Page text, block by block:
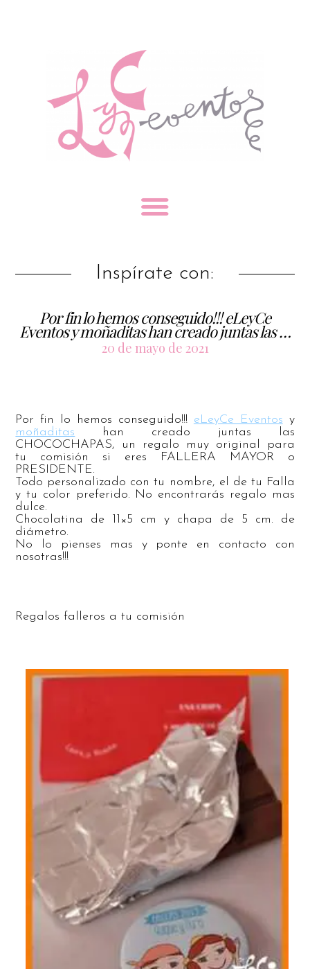
Inspírate con:
Por fin lo hemos conseguido!!! eLeyCe
Eventos y moñaditas han creado juntas las …
20 de mayo de 2021
Por fin lo hemos conseguido!!! eLeyCe Eventos y
moñaditas han creado juntas las
CHOCOCHAPAS, un regalo muy original para
tu comisión si eres FALLERA MAYOR o
PRESIDENTE.
Todo personalizado con tu nombre, el de tu Falla
y tu color preferido. No encontrarás regalo mas
dulce.
Chocolatina de 11×5 cm y chapa de 5 cm. de
diámetro.
No lo pienses mas y ponte en contacto con
nosotras!!!
Regalos falleros a tu comisión